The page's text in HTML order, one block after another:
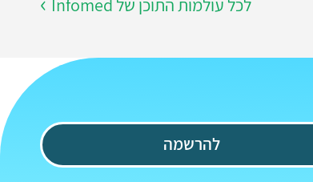
לכל עולמות התוכן של Infomed
להרשמה